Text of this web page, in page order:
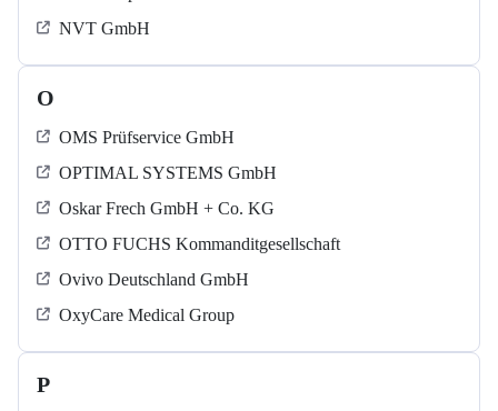
NVT GmbH
O
OMS Prüfservice GmbH
OPTIMAL SYSTEMS GmbH
Oskar Frech GmbH + Co. KG
OTTO FUCHS Kommanditgesellschaft
Ovivo Deutschland GmbH
OxyCare Medical Group
P